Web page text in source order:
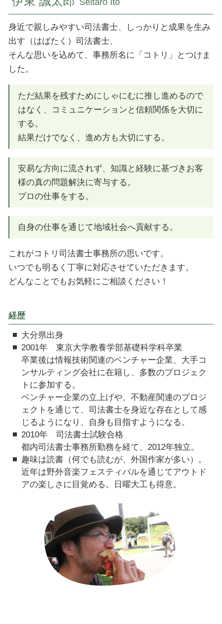
Seitaro Ito
身近で親しみやすい司法書士、しっかりと成果を生み
出す（はばたく）司法書士、
そんな思いを込めて、事務所名に「コトリ」とつけま
した。
ただ結果を残すためにしゃにむに推し進めるので
はなく、コミュニケーションと信頼関係を大切に
する。
結果だけでなく、進め方も大切にする。
安易な方向に流されず、知識と経験に基づきお客
様の真の問題解決に寄与する。
プロの仕事をする。
自身の仕事を通じて地域社会へ貢献する。
これがコトリ司法書士事務所の思いです。
いつでも明るく丁寧に対応させていただきます。
どんなことでもお気軽にご相談ください！
経歴
大分県出身
2001年 東京大学教養学部基礎科学科卒業
卒業後は情報技術関連のベンチャー企業、大手コ
ンサルティング会社に在籍し、多数のプロジェク
トに参加する。
ベンチャー企業の立上げや、不動産関連のプロジ
ェクトを通じて、司法書士を身近な存在として感
じるようになり、自身も目指すようになる。
2010年 司法書士試験合格
都内司法書士事務所勤務を経て、2012年独立。
趣味は読書（何でも読むが、外国作家が多い）。
近年は野外音楽フェスティバルを通じてアウトド
アの楽しさに目覚める。日曜大工も得意。